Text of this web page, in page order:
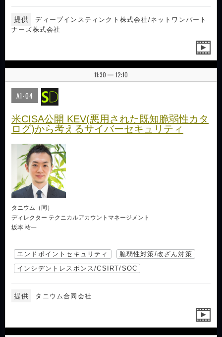
提供
ディープインスティンクト株式会社/ネットワンパート
ナーズ株式会社
11:30 | 12:10
A1-04
米CISA公開 KEV(悪用された既知脆弱性カタ
ログ)から考えるサイバーセキュリティ
タニウム（同）
ディレクター テクニカルアカウントマネージメント
坂本 祐一
エンドポイントセキュリティ
脆弱性対策/改ざん対策
インシデントレスポンス/CSIRT/SOC
提供 タニウム合同会社